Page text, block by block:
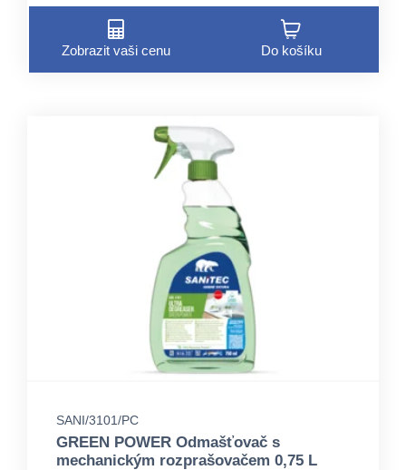
Zobrazit vaši cenu Do košíku
SANI/3101/PC
GREEN POWER Odmašťovač s
mechanickým rozprašovačem 0,75 L